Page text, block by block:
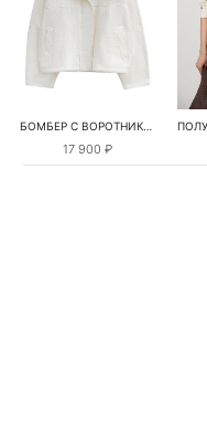
БОМБЕР С ВОРОТНИКОМ-СТОЙКОЙ
17 900 ₽